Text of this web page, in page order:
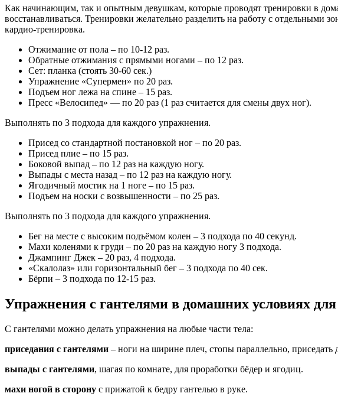
Как начинающим, так и опытным девушкам, которые проводят тренировки в
восстанавливаться. Тренировки желательно разделить на работу с отдельными
кардио-тренировка.
Отжимание от пола – по 10-12 раз.
Обратные отжимания с прямыми ногами – по 12 раз.
Сет: планка (стоять 30-60 сек.)
Упражнение «Супермен» по 20 раз.
Подъем ног лежа на спине – 15 раз.
Пресс «Велосипед» — по 20 раз (1 раз считается для смены двух ног).
Выполнять по 3 подхода для каждого упражнения.
Присед со стандартной постановкой ног – по 20 раз.
Присед плие – по 15 раз.
Боковой выпад – по 12 раз на каждую ногу.
Выпады с места назад – по 12 раз на каждую ногу.
Ягодичный мостик на 1 ноге – по 15 раз.
Подъем на носки с возвышенности – по 25 раз.
Выполнять по 3 подхода для каждого упражнения.
Бег на месте с высоким подъёмом колен – 3 подхода по 40 секунд.
Махи коленями к груди – по 20 раз на каждую ногу 3 подхода.
Джампинг Джек – 20 раз, 4 подхода.
«Скалолаз» или горизонтальный бег – 3 подхода по 40 сек.
Бёрпи – 3 подхода по 12-15 раз.
Упражнения с гантелями в домашних условиях
С гантелями можно делать упражнения на любые части тела:
приседания с гантелями – ноги на ширине плеч, стопы параллельно, приседать
выпады с гантелями, шагая по комнате, для проработки бёдер и ягодиц.
махи ногой в сторону с прижатой к бедру гантелью в руке.